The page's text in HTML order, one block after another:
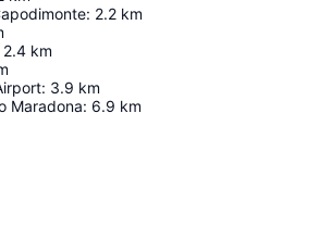
: 2.2 km
2.4 km
: 3.9 km
Maradona: 6.9 km